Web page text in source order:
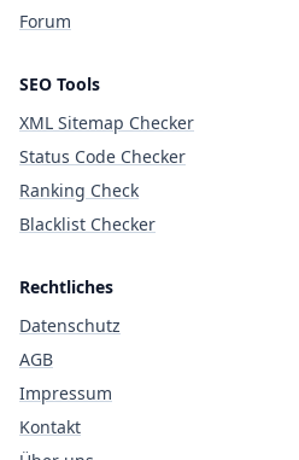
Forum
SEO Tools
XML Sitemap Checker
Status Code Checker
Ranking Check
Blacklist Checker
Rechtliches
Datenschutz
AGB
Impressum
Kontakt